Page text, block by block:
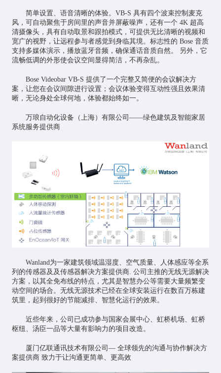
简单设置、语音清晰的体验。VB-S 具有四个波束控制麦克
风，可自动聚焦于房间里的声音并屏蔽噪声，还有一个 4K 超高
清摄像头，具有自动取景和跟拍模式，可提供无比清晰的视频和
宽广的视野，让远程参与者感觉到身临其境。标志性的 Bose 音质
支持多媒体演示，播放蓝牙音频，确保通话音质自然。 另外，它
流畅低调的外形使会议空间显得简洁，不再杂乱。
Bose Videobar VB-S 提供了一个完整又简便的会议解决方
案，让您在会议间隙进行设置；会议体验变得互动性强且效果清
晰，无论身处全球何地，体验都始终如一。
万琅自动化设备（上海）有限公司——绿色建筑及智能家居
系统服务提供商
Wanland为一家建筑领域温湿度、空气质量、人体感应等全系
列的传感器及及传感器解决方案提供商. 公司主推的无线无源解决
方案，以其全免布线的特点，尤其是智慧办公等需要大量频繁变
动空间的场合。无线无源技术已经在全球安装运行在数百万栋建
筑里，起到很好的节能减排、智慧化运行的效果。
近些年来，公司已成功参与国家会展中心、虹桥机场、虹桥
枢纽、汤臣一品等大量有影响力的项目改造。
厦门亿联通讯技术有限公司— 全球领先的沟通与协作解决方
案提供商 致力于让沟通更简单、更高效